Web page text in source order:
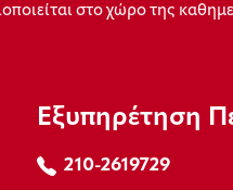
στο χώρο της
Εξυπηρέτηση
210-2619729